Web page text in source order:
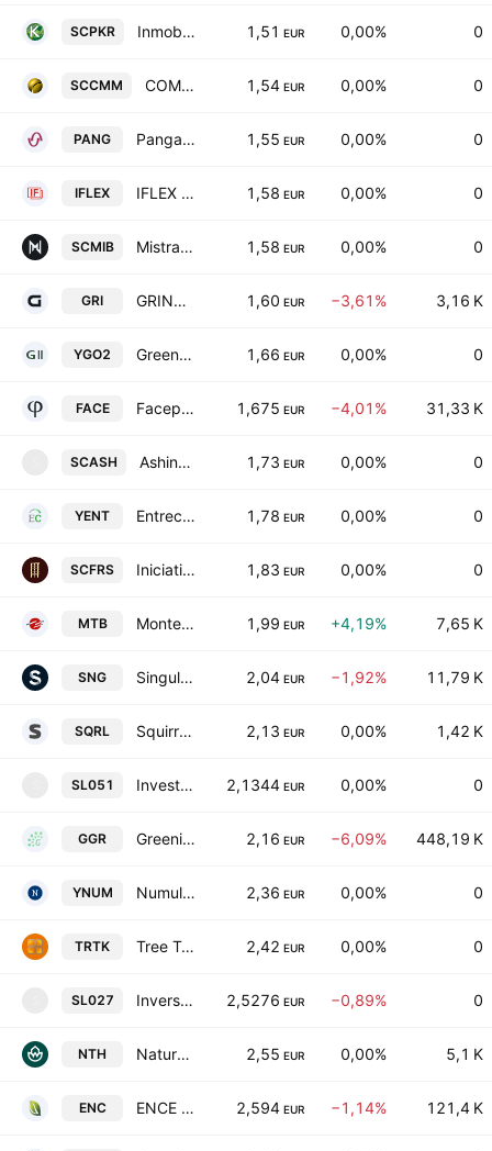
SCPKR Inmobiliaria Park Rose Iberoamericana SOCIMI, SA 1,51 EUR 0,00% 0
SCCMM COMMCENTER, S.A. 1,54 EUR 0,00% 0
PANG Pangaea Oncology SA 1,55 EUR 0,00% 0
IFLEX IFLEX FLEXIBLE PACKAGING, S.A. 1,58 EUR 0,00% 0
SCMIB Mistral Iberia Real Estate SOCIMI II SA 1,58 EUR 0,00% 0
GRI GRINO ECOLOGIC S.A. 1,60 EUR −3,61% 3,16 K
YGO2 Greenoak Spain Holdings Socimi II SA 1,66 EUR 0,00% 0
FACE Facephi Biometria SA 1,675 EUR −4,01% 31,33 K
SCASH Ashington SOCIMI SA 1,73 EUR 0,00% 0
YENT Entrecampos Cuatro SOCIMI SA 1,78 EUR 0,00% 0
SCFRS Iniciativas Faro 2024 SOCIMI, S.A. 1,83 EUR 0,00% 0
MTB Montebalito, S.A. 1,99 EUR +4,19% 7,65 K
SNG Singular People SA 2,04 EUR −1,92% 11,79 K
SQRL Squirrel Media SA 2,13 EUR 0,00% 1,42 K
SL051 Invest Stella SIL SA 2,1344 EUR 0,00% 0
GGR Greening Group Global S.A. 2,16 EUR −6,09% 448,19 K
YNUM Numulae Gestion de Servicios Socimi SA 2,36 EUR 0,00% 0
TRTK Tree Technology SA 2,42 EUR 0,00% 0
SL027 Inversiones Focalizadas SIL SA 2,5276 EUR −0,89% 0
NTH Naturhouse Health SA 2,55 EUR 0,00% 5,1 K
ENC ENCE Energia y Celulosa SA 2,594 EUR −1,14% 121,4 K